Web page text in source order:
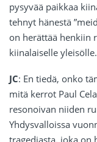
pysyvää paikkaa
tehnyt hänestä
on herättää henkiin
kiinalaiselle yleisölle.
JC: En tiedä, onko
mitä kerrot Paul
resonoivan niiden
Yhdysvalloissa